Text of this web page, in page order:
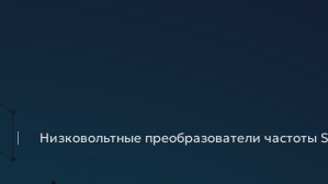
Низковольтные преобразователи частоты